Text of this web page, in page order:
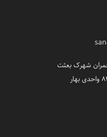
شهرک بعثت